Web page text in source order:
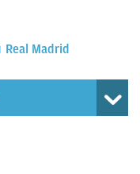
Real Madrid